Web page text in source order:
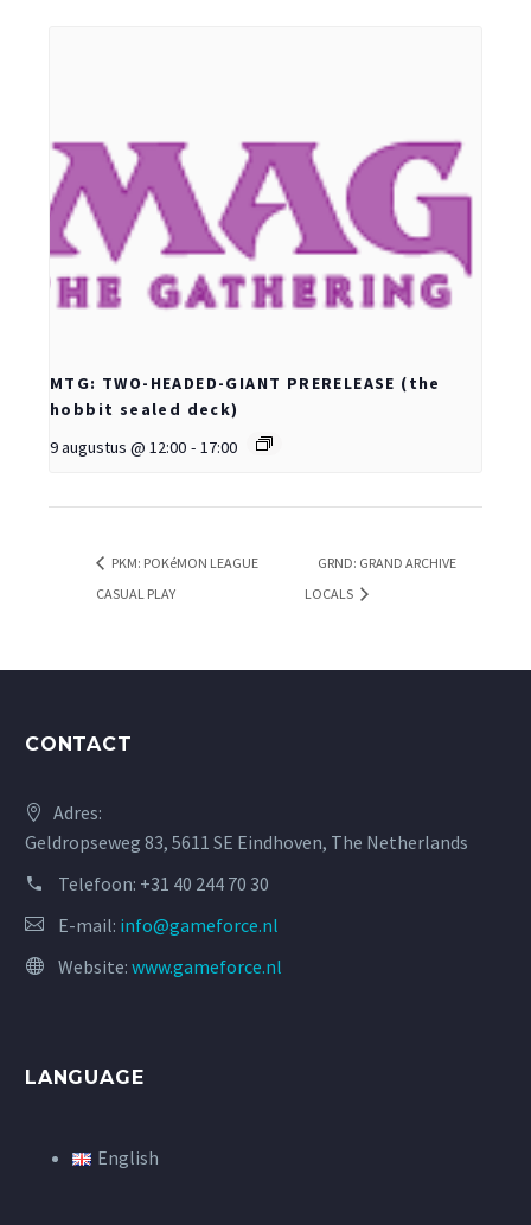
MTG: TWO-HEADED-GIANT PRERELEASE (the
hobbit sealed deck)
9 augustus @ 12:00 - 17:00
PKM: POKéMON LEAGUE
CASUAL PLAY
GRND: GRAND ARCHIVE
LOCALS
CONTACT
Adres:
Geldropseweg 83, 5611 SE Eindhoven, The Netherlands
Telefoon: +31 40 244 70 30
E-mail: info@gameforce.nl
Website: www.gameforce.nl
LANGUAGE
English